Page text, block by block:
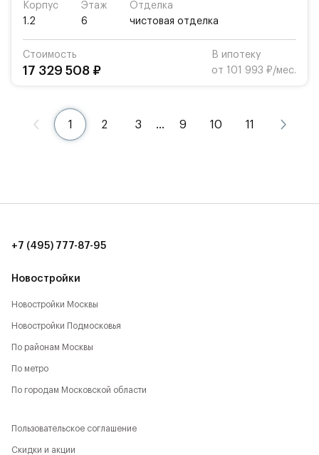
Корпус
1.2
Этаж
6
Отделка
чистовая отделка
Стоимость
17 329 508 ₽
В ипотеку
от 101 993 ₽/мес.
1 2 3 … 9 10 11
Новостройки
Новостройки Москвы
Новостройки Подмосковья
По районам Москвы
По метро
По городам Московской области
+7 (495) 777-87-95
Пользовательское соглашение
Скидки и акции